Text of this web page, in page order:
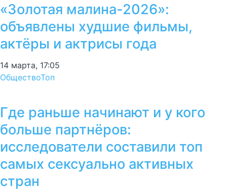
«Золотая малина-2026»:
объявлены худшие фильмы,
актёры и актрисы года
14 марта, 17:05
ОбществоТоп
Где раньше начинают и у кого
больше партнёров:
исследователи составили топ
самых сексуально активных
стран